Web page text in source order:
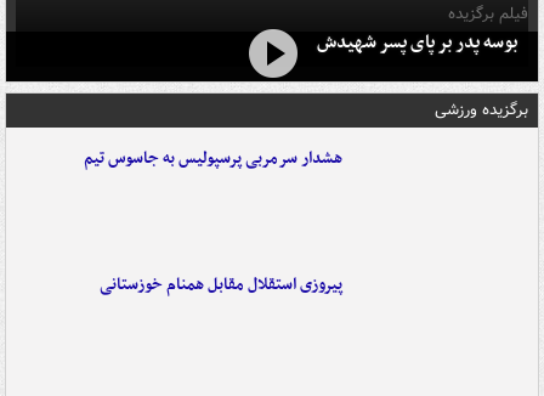
فیلم برگزیده
بوسه‌ پدر بر پای پسر شهیدش
برگزیده ورزشی
هشدار سرمربی پرسپولیس به جاسوس تیم
پیروزی استقلال مقابل همنام خوزستانی